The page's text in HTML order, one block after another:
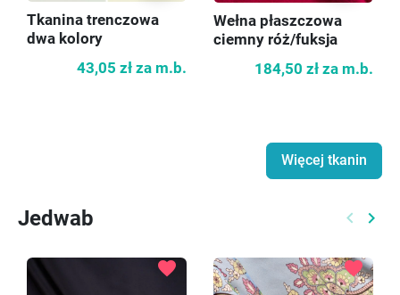
Tkanina trenczowa
dwa kolory
43,05 zł za m.b.
Wełna płaszczowa
ciemny róż/fuksja
184,50 zł za m.b.
Więcej tkanin
Jedwab keyboard_arrow_left keyboard_arrow_right
favorite favorite